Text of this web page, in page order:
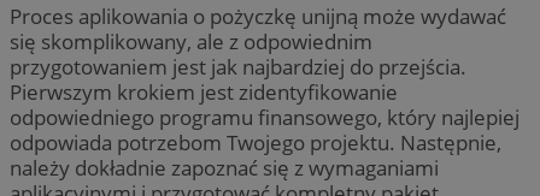
Proces aplikowania o pożyczkę unijną może wydawać
się skomplikowany, ale z odpowiednim
przygotowaniem jest jak najbardziej do przejścia.
Pierwszym krokiem jest zidentyfikowanie
odpowiedniego programu finansowego, który najlepiej
odpowiada potrzebom Twojego projektu. Następnie,
należy dokładnie zapoznać się z wymaganiami